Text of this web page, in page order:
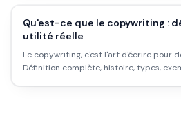
Qu'est-ce que le copywriting :
utilité réelle
Le copywriting, c'est l'art d'écrire pour
Définition complète, histoire, types,